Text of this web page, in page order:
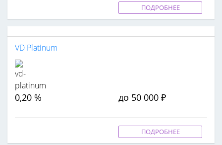
ПОДРОБНЕЕ
VD Platinum
0,20 % до 50 000 ₽
ПОДРОБНЕЕ